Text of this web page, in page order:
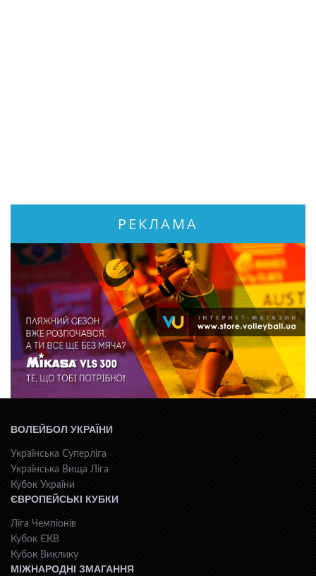
РЕКЛАМА
ВОЛЕЙБОЛ УКРАЇНИ
Українська Суперліга
Українська Вища Ліга
Кубок України
ЄВРОПЕЙСЬКІ КУБКИ
Ліга Чемпіонів
Кубок ЄКВ
Кубок Виклику
МІЖНАРОДНІ ЗМАГАННЯ